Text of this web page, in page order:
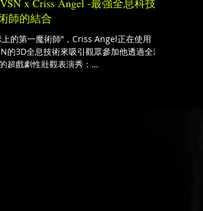
x Criss Angel -最強全息科技和
師的結合
上的第一魔術師”，Criss Angel正在使用
的3D全息技術來吸引觀眾參加他透過全新
超戲劇性壯觀表演秀：